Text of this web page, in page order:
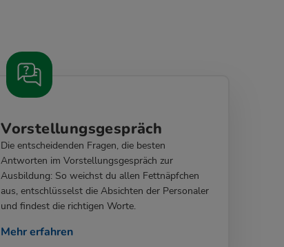
Vorstellungsgespräch
Die entscheidenden Fragen, die besten
Antworten im Vorstellungsgespräch zur
Ausbildung: So weichst du allen Fettnäpfchen
aus, entschlüsselst die Absichten der Personaler
und findest die richtigen Worte.
Mehr erfahren